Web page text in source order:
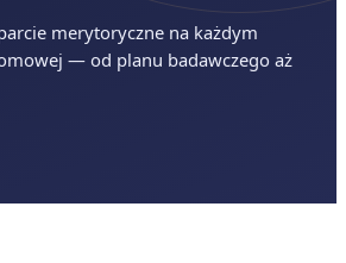
merytoryczne na każdym
— od planu badawczego aż